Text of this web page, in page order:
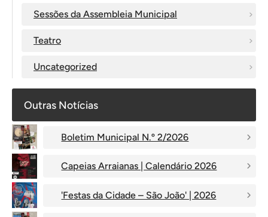
Sessões da Assembleia Municipal
Teatro
Uncategorized
Outras Notícias
Boletim Municipal N.º 2/2026
Capeias Arraianas | Calendário 2026
'Festas da Cidade – São João' | 2026